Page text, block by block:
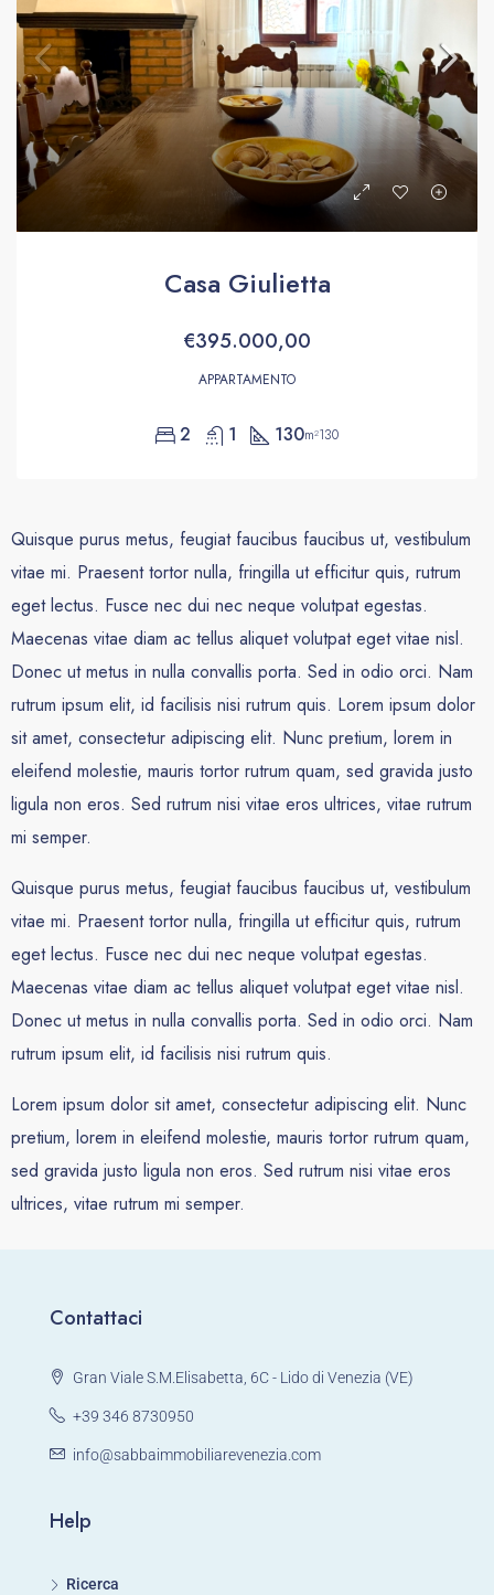
Casa Giulietta
€395.000,00
APPARTAMENTO
2 1 130m²130
Quisque purus metus, feugiat faucibus faucibus ut, vestibulum
vitae mi. Praesent tortor nulla, fringilla ut efficitur quis, rutrum
eget lectus. Fusce nec dui nec neque volutpat egestas.
Maecenas vitae diam ac tellus aliquet volutpat eget vitae nisl.
Donec ut metus in nulla convallis porta. Sed in odio orci. Nam
rutrum ipsum elit, id facilisis nisi rutrum quis. Lorem ipsum dolor
sit amet, consectetur adipiscing elit. Nunc pretium, lorem in
eleifend molestie, mauris tortor rutrum quam, sed gravida justo
ligula non eros. Sed rutrum nisi vitae eros ultrices, vitae rutrum
mi semper.
Quisque purus metus, feugiat faucibus faucibus ut, vestibulum
vitae mi. Praesent tortor nulla, fringilla ut efficitur quis, rutrum
eget lectus. Fusce nec dui nec neque volutpat egestas.
Maecenas vitae diam ac tellus aliquet volutpat eget vitae nisl.
Donec ut metus in nulla convallis porta. Sed in odio orci. Nam
rutrum ipsum elit, id facilisis nisi rutrum quis.
Lorem ipsum dolor sit amet, consectetur adipiscing elit. Nunc
pretium, lorem in eleifend molestie, mauris tortor rutrum quam,
sed gravida justo ligula non eros. Sed rutrum nisi vitae eros
ultrices, vitae rutrum mi semper.
Contattaci
Gran Viale S.M.Elisabetta, 6C - Lido di Venezia (VE)
+39 346 8730950
info@sabbaimmobiliarevenezia.com
Help
Ricerca